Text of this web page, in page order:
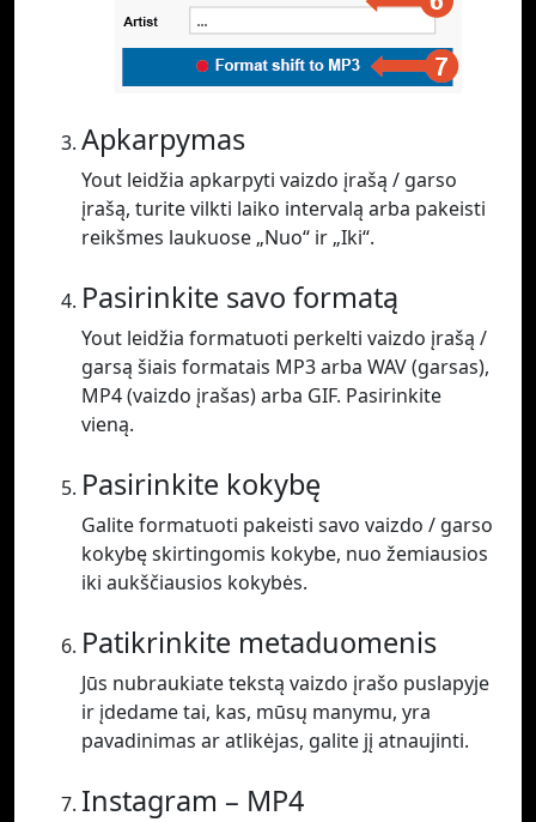
Apkarpymas
Yout leidžia apkarpyti vaizdo įrašą / garso
įrašą, turite vilkti laiko intervalą arba pakeisti
reikšmes laukuose „Nuo“ ir „Iki“.
Pasirinkite savo formatą
Yout leidžia formatuoti perkelti vaizdo įrašą /
garsą šiais formatais MP3 arba WAV (garsas),
MP4 (vaizdo įrašas) arba GIF. Pasirinkite
vieną.
Pasirinkite kokybę
Galite formatuoti pakeisti savo vaizdo / garso
kokybę skirtingomis kokybe, nuo žemiausios
iki aukščiausios kokybės.
Patikrinkite metaduomenis
Jūs nubraukiate tekstą vaizdo įrašo puslapyje
ir įdedame tai, kas, mūsų manymu, yra
pavadinimas ar atlikėjas, galite jį atnaujinti.
Instagram – MP4